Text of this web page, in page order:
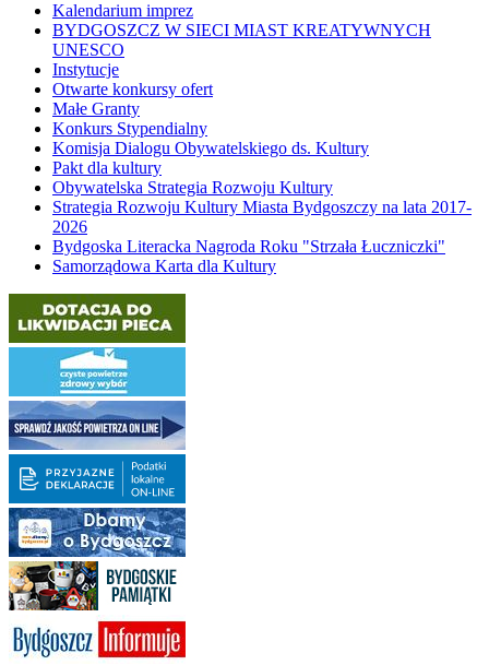
Kalendarium imprez
BYDGOSZCZ W SIECI MIAST KREATYWNYCH
UNESCO
Instytucje
Otwarte konkursy ofert
Małe Granty
Konkurs Stypendialny
Komisja Dialogu Obywatelskiego ds. Kultury
Pakt dla kultury
Obywatelska Strategia Rozwoju Kultury
Strategia Rozwoju Kultury Miasta Bydgoszczy na lata 2017-
2026
Bydgoska Literacka Nagroda Roku "Strzała Łuczniczki"
Samorządowa Karta dla Kultury